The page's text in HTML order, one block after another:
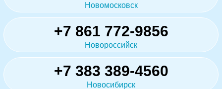
Новомосковск
+7 861 772-9856
Новороссийск
+7 383 389-4560
Новосибирск